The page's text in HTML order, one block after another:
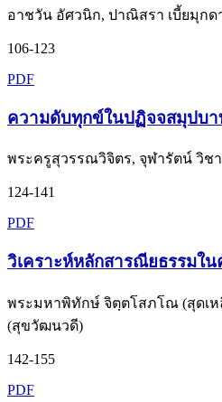
อาชวัน อัศวนิก, ปาณิสรา เบี้ยมุกด
106-123
PDF
ความดับทุกข์ในปฏิจจสมุปบา
พระครูสุวรรณวิจิตร, จุฬารัตน์ วิช
124-141
PDF
วิเคราะห์หลักสารณียธรรมใ
พระมหาพิทักษ์ จิตฺตโสภโณ (สุดเห
(สุขวัฒนวดี)
142-155
PDF